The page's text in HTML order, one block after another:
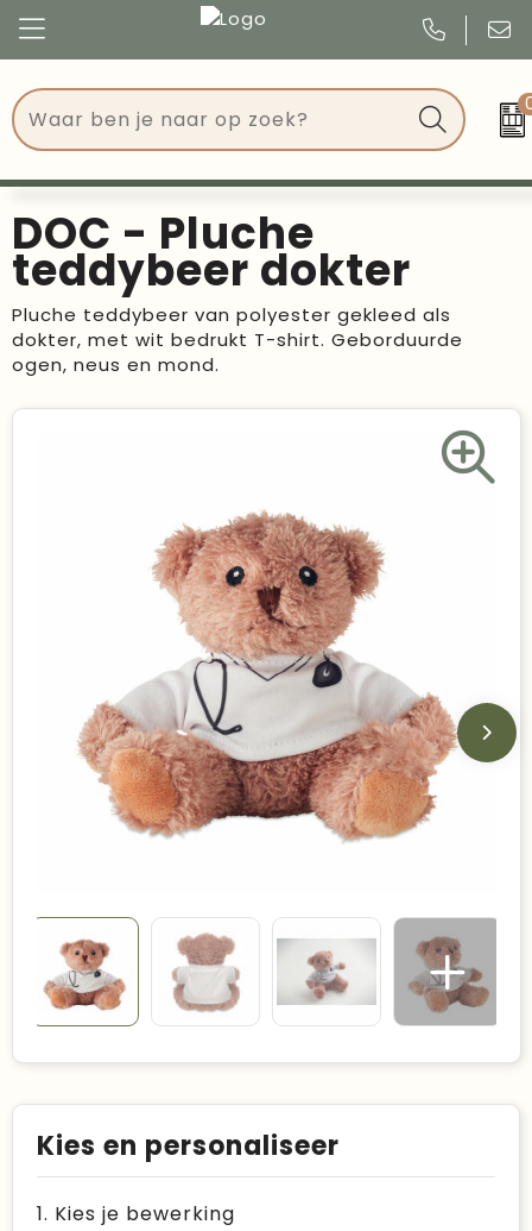
Tassen
Drinkwaren
Events
Give Aways
Geschenken
Schrijfwaren
Duurzame keuzes
Made in Europe
Recycled
Bestsellers
Congres
Events
Kerst
Verjaardagen
Voetbal, EK en WK
DOC - Pluche
teddybeer dokter
Pluche teddybeer van polyester gekleed als
dokter, met wit bedrukt T-shirt. Geborduurde
ogen, neus en mond.
Kies en personaliseer
1. Kies je bewerking